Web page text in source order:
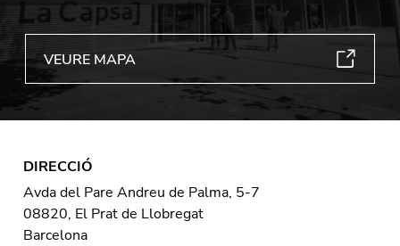
VEURE MAPA
DIRECCIÓ
Avda del Pare Andreu de Palma, 5-7
08820, El Prat de Llobregat
Barcelona